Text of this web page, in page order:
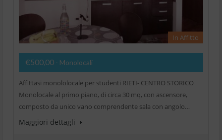
In Affitto
€500,00 - Monolocali
Affittasi monololocale per studenti RIETI- CENTRO STORICO
Monolocale al primo piano, di circa 30 mq, con ascensore,
composto da unico vano comprendente sala con angolo…
Maggiori dettagli